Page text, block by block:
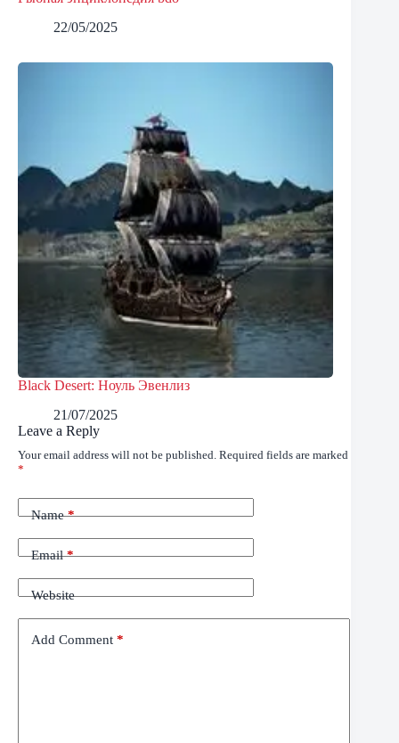
22/05/2025
Black Desert: Ноуль Эвенлиз
21/07/2025
Leave a Reply
Your email address will not be published. Required fields are marked
*
Name*
Email*
Website
Add Comment *